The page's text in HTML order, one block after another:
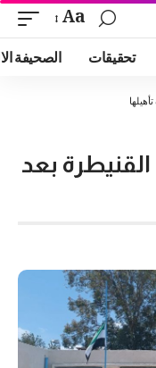
Aa
تحقيقات الصحيفة
بعد